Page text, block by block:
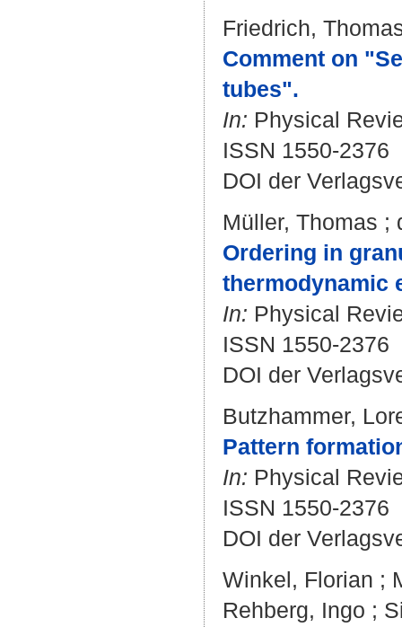
Friedrich,
Comment on
tubes".
In: Physical
ISSN 1550-2376
DOI der
Müller, Thomas ;
Ordering in
thermodynamic
In: Physical
ISSN 1550-2376
DOI der
Butzhammer,
Pattern
In: Physical
ISSN 1550-2376
DOI der
Winkel, Florian ;
Rehberg, Ingo ;